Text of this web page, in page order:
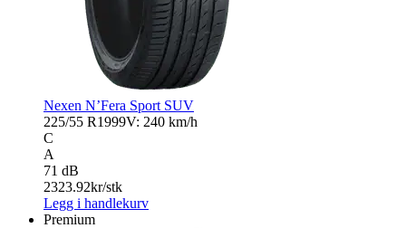
Nexen N’Fera Sport SUV
225/55 R1999V: 240 km/h
C
A
71 dB
2323.92kr/stk
Legg i handlekurv
Premium